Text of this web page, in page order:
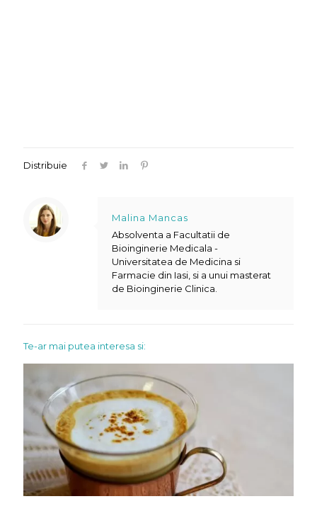
Distribuie
Malina Mancas
Absolventa a Facultatii de
Bioinginerie Medicala -
Universitatea de Medicina si
Farmacie din Iasi, si a unui masterat
de Bioinginerie Clinica.
Te-ar mai putea interesa si: